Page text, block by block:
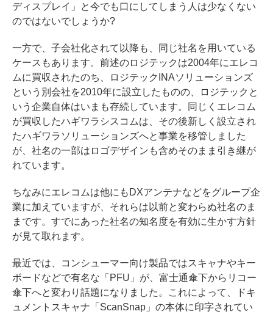
ディスプレイ」と今でも口にしてしまう人は少なくない
のではないでしょうか?
一方で、子会社化されて以降も、同じ社名を用いている
ケースもあります。前述のロジテックは2004年にエレコ
ムに買収されたのち、ロジテックINAソリューションズ
という別会社を2010年に設立したものの、ロジテックと
いう企業自体はいまも存続しています。同じくエレコム
が買収したハギワラシスコムは、その後新しく設立され
たハギワラソリューションズへと事業を移管 しました
が、社名の一部はロゴデザインも含めそのまま引き継が
れています。
ちなみにエレコムは他にもDXアンテナなどをグループ企
業に加えていますが、それらは以前と変わらぬ社名のま
まです。すでにあった社名の知名度を有効に生かす方針
が見て取れます。
最近では、コンシューマー向け製品ではスキャナやキー
ボードなどで有名な「PFU」が、富士通傘下からリコー
傘下へと変わり話題になりました。これによって、ドキ
ュメントスキャナ「ScanSnap」の本体に印字されてい